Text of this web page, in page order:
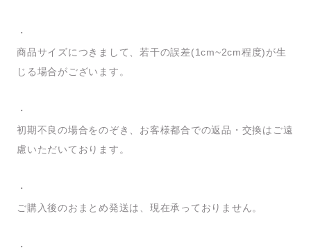
・
商品サイズにつきまして、若干の誤差(1cm~2cm程度)が生
じる場合がございます。
・
初期不良の場合をのぞき、お客様都合での返品・交換はご遠
慮いただいております。
・
ご購入後のおまとめ発送は、現在承っておりません。
・